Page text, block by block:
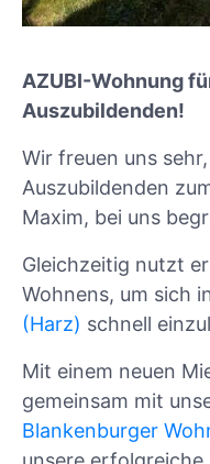
AZUBI-Wohnung
Auszubildenden!
Wir freuen uns
Auszubildenden
Maxim, bei uns
Gleichzeitig nutzt
Wohnens, um sich
(Harz) schnell
Mit einem neuen
gemeinsam mit
Blankenburger